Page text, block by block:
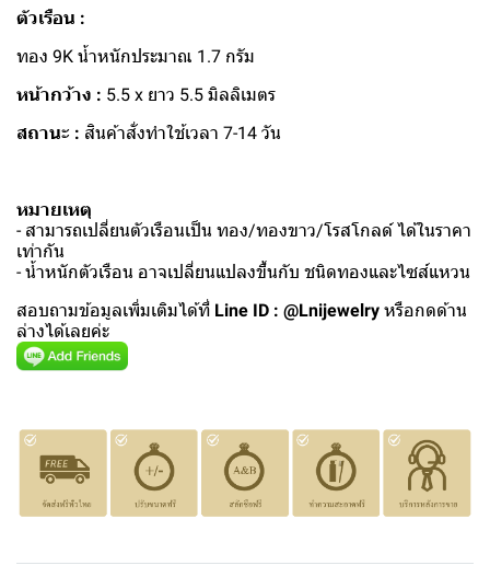
ตัวเรือน :
ทอง 9K น้ำหนักประมาณ 1.7 กรัม
หน้ากว้าง : 5.5 x ยาว 5.5 มิลลิเมตร
สถานะ : สินค้าสั่งทำใช้เวลา 7-14 วัน
หมายเหตุ
- สามารถเปลี่ยนตัวเรือนเป็น ทอง/ทองขาว/โรสโกลด์ ได้ในราคา
เท่ากัน
- น้ำหนักตัวเรือน อาจเปลี่ยนแปลงขึ้นกับ ชนิดทองและไซส์แหวน
สอบถามข้อมูลเพิ่มเติมได้ที่ Line ID : @Lnijewelry หรือกดด้าน
ล่างได้เลยค่ะ